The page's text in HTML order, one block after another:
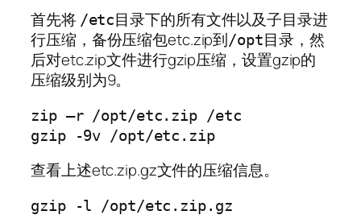
首先将 /etc目录下的所有文件以及子目录进
行压缩，备份压缩包etc.zip到/opt目录，然
后对etc.zip文件进行gzip压缩，设置gzip的
压缩级别为9。
zip –r /opt/etc.zip /etc
gzip -9v /opt/etc.zip
查看上述etc.zip.gz文件的压缩信息。
gzip -l /opt/etc.zip.gz